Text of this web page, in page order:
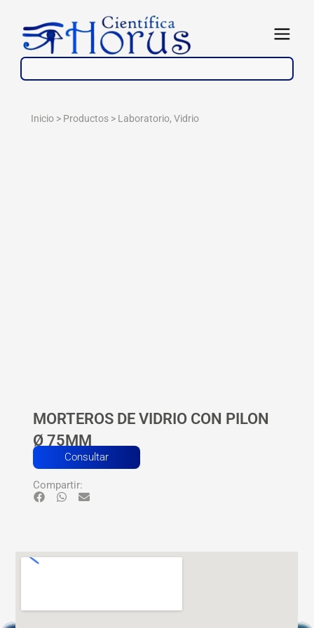
contenido
Abrir
Inicio > Productos > Laboratorio, Vidrio
MORTEROS DE VIDRIO CON PILON
Ø 75MM
Consultar
Compartir: